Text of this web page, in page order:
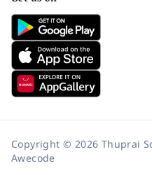
Copyright © 2026 Thuprai
Awecode